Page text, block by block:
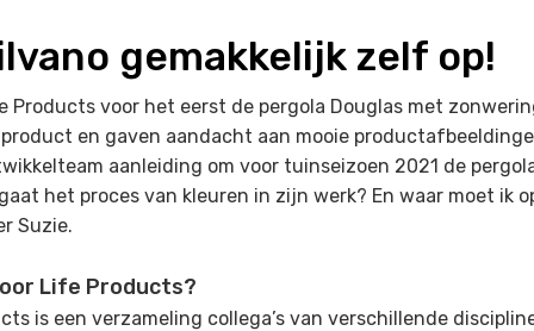
gemakkelijk zelf op!
voor het eerst de pergola Douglas met
en gaven aandacht aan mooie
aanleiding om voor tuinseizoen 2021 de
het proces van kleuren in zijn werk? En waar moet ik
Suzie.
Life Products?
is een verzameling collega’s van verschillende